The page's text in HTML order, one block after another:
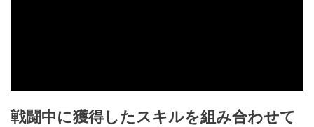
戦闘中に獲得したスキルを組み合わせて